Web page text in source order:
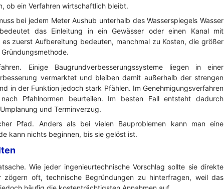
ob ein Verfahren wirtschaftlich bleibt.
bei jedem Meter Aushub unterhalb des Wasserspiegels Wasser
das Einleitung in ein Gewässer oder einen Kanal mit
zuerst Aufbereitung bedeuten, manchmal zu Kosten, die größer
Einige Baugrundverbesserungssysteme liegen in einer
vermarktet und bleiben damit außerhalb der strengen
in der Funktion jedoch stark Pfählen. Im Genehmigungsverfahren
Pfahlnormen beurteilen. Im besten Fall entsteht dadurch
und Terminverzug.
Pfad. Anders als bei vielen Bauproblemen kann man eine
kann nichts beginnen, bis sie gelöst ist.
Wie jeder ingenieurtechnische Vorschlag sollte sie direkte
zögern oft, technische Begründungen zu hinterfragen, weil das